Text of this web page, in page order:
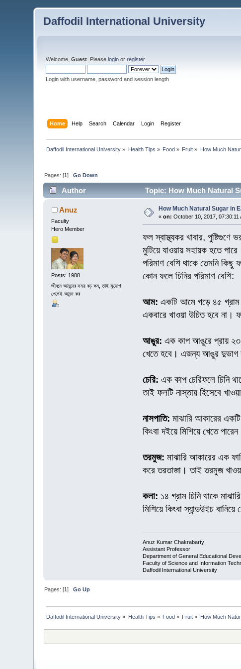
Daffodil International University
Welcome,Guest . Pleaselogin orregister.
Login with username, password and session length
Home Help Search Calendar Login Register
Daffodil International University » Health Tips » Food » Fruit » How Much
Pages: [1]Go Down
Author Topic: How Much Natural
Anuz
Faculty
Hero Member
Posts: 1988
জীবনে আনন্দের সময় বড় কম, তাই সুযোগ
পেলেই আনন্দ কর
How Much Natural Sugar in
«on: October 10, 2017, 07:30:11
ফল স্বাস্থ্যকর খাবার,
মুটিয়ে যাওয়ায় সহায়ক হতে
পরিমাণ বেশি থাকে তেমনি কিছু
কোন ফলে চিনির পরিমাণ বেশি:
আম: একটি আমে গড়ে ৪৫ গ্রাম
একবারে খাওয়া উচিত হবে না।
আঙুর: এক কাপ আঙুরে প্রায় ২৩
খেতে হবে। এজন্য আঙুর দুভাগ
চেরি: এক কাপ চেরিফলে চিনি
তাই ফলটি নাস্তায় হিসেবে
নাসপাতি: মাঝারি আকারের
কিংবা দইয়ে মিশিয়ে খেতে
তরমুজ: মাঝারি আকারের এক
করে তরতাজা। তাই তরমুজ
কলা: ১৪ গ্রাম চিনি থাকে
মিশিয়ে কিংবা স্যান্ডউইচ বানিয়ে
Anuz Kumar Chakrabarty
Assistant Professor
Department of General Educational
Faculty of Science and Information
Daffodil International University
Pages: [1]Go Up
Daffodil International University » Health Tips » Food » Fruit » How Much